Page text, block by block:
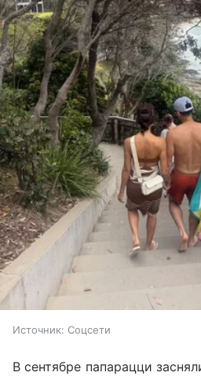
Источник: Соцсети
В сентябре папарацци